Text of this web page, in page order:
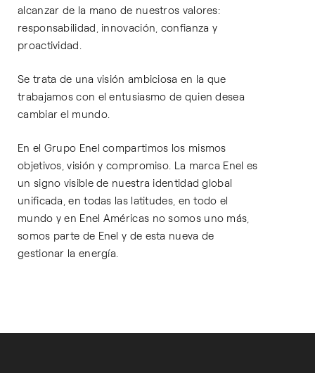
alcanzar de la mano de nuestros valores:
responsabilidad, innovación, confianza y
proactividad.
Se trata de una visión ambiciosa en la que
trabajamos con el entusiasmo de quien desea
cambiar el mundo.
En el Grupo Enel compartimos los mismos
objetivos, visión y compromiso. La marca Enel es
un signo visible de nuestra identidad global
unificada, en todas las latitudes, en todo el
mundo y en Enel Américas no somos uno más,
somos parte de Enel y de esta nueva de
gestionar la energía.